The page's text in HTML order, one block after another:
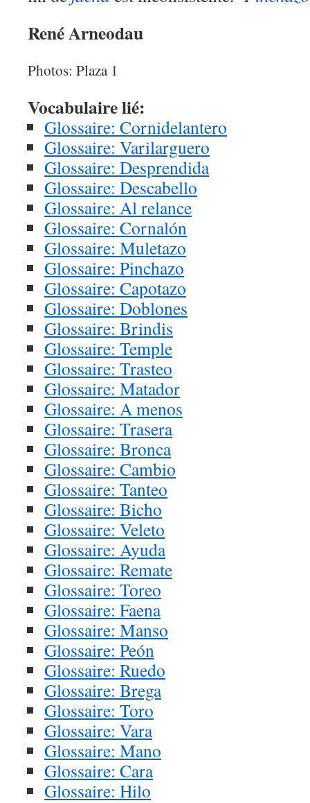
René Arneodau
Photos: Plaza 1
Vocabulaire lié:
Glossaire: Cornidelantero
Glossaire: Varilarguero
Glossaire: Desprendida
Glossaire: Descabello
Glossaire: Al relance
Glossaire: Cornalón
Glossaire: Muletazo
Glossaire: Pinchazo
Glossaire: Capotazo
Glossaire: Doblones
Glossaire: Brindis
Glossaire: Temple
Glossaire: Trasteo
Glossaire: Matador
Glossaire: A menos
Glossaire: Trasera
Glossaire: Bronca
Glossaire: Cambio
Glossaire: Tanteo
Glossaire: Bicho
Glossaire: Veleto
Glossaire: Ayuda
Glossaire: Remate
Glossaire: Toreo
Glossaire: Faena
Glossaire: Manso
Glossaire: Peón
Glossaire: Ruedo
Glossaire: Brega
Glossaire: Toro
Glossaire: Vara
Glossaire: Mano
Glossaire: Cara
Glossaire: Hilo